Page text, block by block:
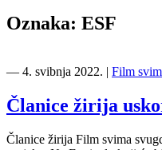
Oznaka: ESF
― 4. svibnja 2022. | Film
Članice žirija
Članice žirija Film svima